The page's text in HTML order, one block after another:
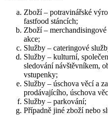
Zboží – potravinářské
fastfood stáncích;
Zboží –
akce;
Služby – cateringové
Služby – kulturní,
sledování návštěvníkem,
vstupenky;
Služby – úschova věcí a
prodávajícího, úschova
Služby – parkování;
Případně jiné zboží nebo